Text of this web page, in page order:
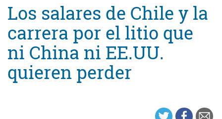
Los salares de Chile y la
carrera por el litio que
ni China ni EE.UU.
quieren perder